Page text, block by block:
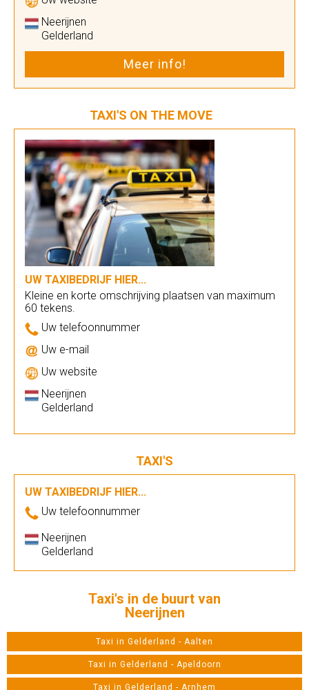
Neerijnen
Gelderland
Meer info!
TAXI'S ON THE MOVE
UW TAXIBEDRIJF HIER...
Kleine en korte omschrijving plaatsen van maximum
60 tekens.
Uw telefoonnummer
Uw e-mail
Uw website
Neerijnen
Gelderland
TAXI'S
UW TAXIBEDRIJF HIER...
Uw telefoonnummer
Neerijnen
Gelderland
Taxi's in de buurt van
Neerijnen
Taxi in Gelderland - Aalten
Taxi in Gelderland - Apeldoorn
Taxi in Gelderland - Arnhem